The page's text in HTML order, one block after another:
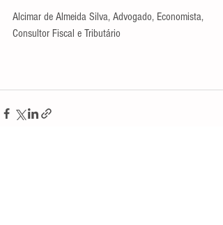
Alcimar de Almeida Silva, Advogado, Economista,
Consultor Fiscal e Tributário